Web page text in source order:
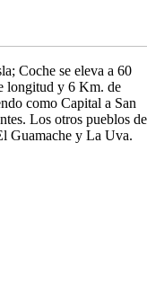
Coche se eleva a 60
longitud y 6 Km. de
como Capital a San
Los otros pueblos de
Guamache y La Uva.